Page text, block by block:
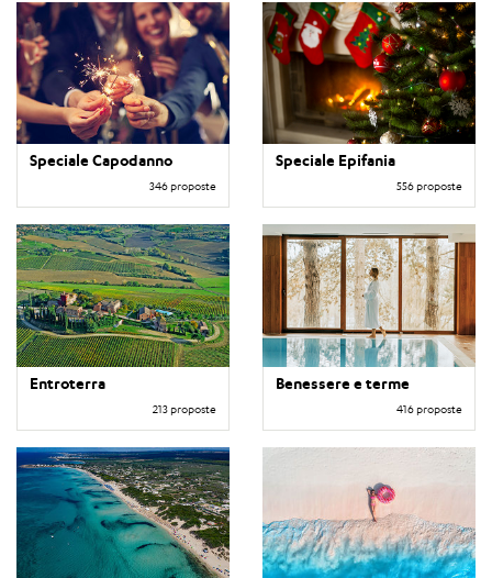
Speciale Capodanno
346 proposte
Speciale Epifania
556 proposte
Entroterra
213 proposte
Benessere e terme
416 proposte